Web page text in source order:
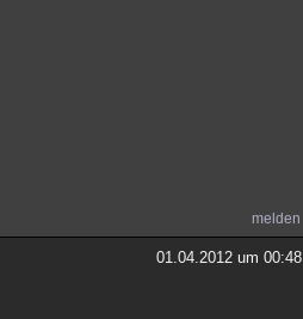
melden
01.04.2012 um 00:48